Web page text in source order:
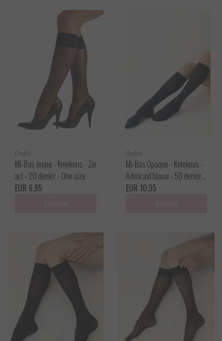
Oroblu
Mi-Bas Jeune - Kniekous - Zw
art - 20 denier - One size
EUR 6,95
Oroblu
Mi-Bas Opaque - Kniekous -
Admiraal blauw - 50 denier -
One size
EUR 10,95